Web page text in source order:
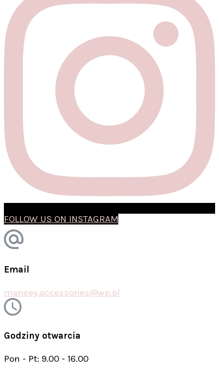
FOLLOW US ON INSTAGRAM
Email
marisey.accessories@wp.pl
Godziny otwarcia
Pon - Pt: 9.00 - 16.00